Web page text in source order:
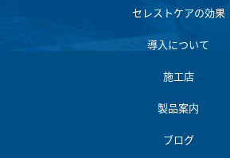
セレストケアの効果
導入について
施工店
製品案内
ブログ